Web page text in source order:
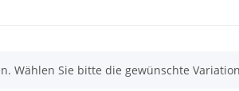
Wählen Sie bitte die gewünschte